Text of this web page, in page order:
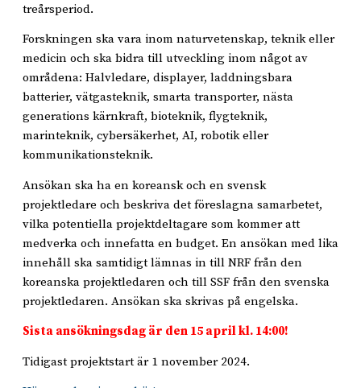
treårsperiod.
Forskningen ska vara inom naturvetenskap, teknik eller
medicin och ska bidra till utveckling inom något av
områdena: Halvledare, displayer, laddningsbara
batterier, vätgasteknik, smarta transporter, nästa
generations kärnkraft, bioteknik, flygteknik,
marinteknik, cybersäkerhet, AI, robotik eller
kommunikationsteknik.
Ansökan ska ha en koreansk och en svensk
projektledare och beskriva det föreslagna samarbetet,
vilka potentiella projektdeltagare som kommer att
medverka och innefatta en budget. En ansökan med lika
innehåll ska samtidigt lämnas in till NRF från den
koreanska projektledaren och till SSF från den svenska
projektledaren. Ansökan ska skrivas på engelska.
Sista ansökningsdag är den 15 april kl. 14:00!
Tidigast projektstart är 1 november 2024.